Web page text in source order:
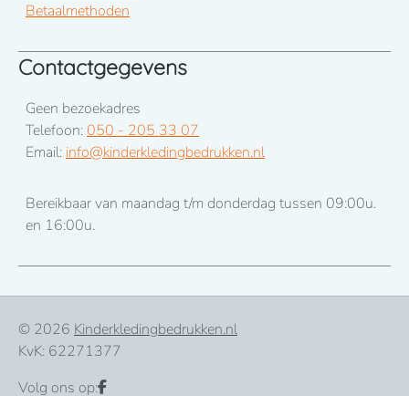
Betaalmethoden
Contactgegevens
Geen bezoekadres
Telefoon: 050 - 205 33 07
Email: info@kinderkledingbedrukken.nl
Bereikbaar van maandag t/m donderdag tussen 09:00u.
en 16:00u.
© 2026 Kinderkledingbedrukken.nl
KvK: 62271377
Volg ons op: